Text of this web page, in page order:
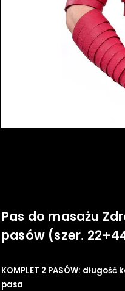
Pas do masażu
pasów (szer.
KOMPLET 2 PASÓW: długość
pasa